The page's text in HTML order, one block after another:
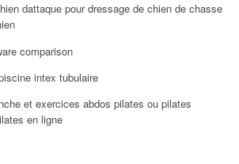
dattaque pour dressage de chien de chasse
comparison
intex tubulaire
et exercices abdos pilates ou pilates
en ligne